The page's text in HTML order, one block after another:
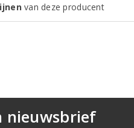
van deze producent
nieuwsbrief